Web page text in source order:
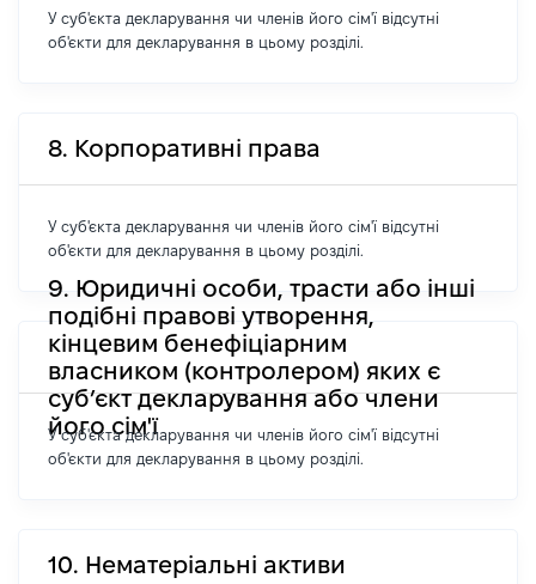
У суб'єкта декларування чи членів його сім'ї відсутні
об'єкти для декларування в цьому розділі.
8. Корпоративні права
У суб'єкта декларування чи членів його сім'ї відсутні
об'єкти для декларування в цьому розділі.
9. Юридичні особи, трасти або інші
подібні правові утворення,
кінцевим бенефіціарним
власником (контролером) яких є
суб’єкт декларування або члени
його сім'ї
У суб'єкта декларування чи членів його сім'ї відсутні
об'єкти для декларування в цьому розділі.
10. Нематеріальні активи